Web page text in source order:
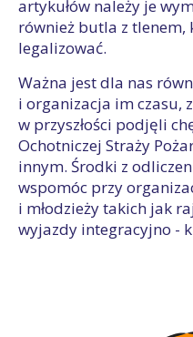
artykułów należy je
również butla z tlenem,
legalizować.
Ważna jest dla nas
i organizacja im czasu,
w przyszłości podjęli
Ochotniczej Straży
innym. Środki z
wspomóc przy
i młodzieży takich jak
wyjazdy integracyjno -